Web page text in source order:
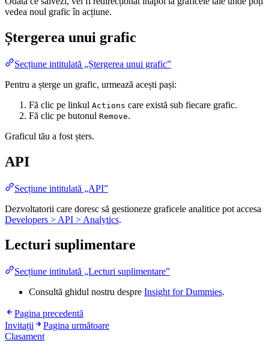
vedea noul grafic în acțiune.
Ștergerea unui grafic
Secțiune intitulată „Ștergerea unui grafic”
Pentru a șterge un grafic, urmează acești pași:
Fă clic pe linkul Actions care există sub fiecare grafic.
Fă clic pe butonul Remove.
Graficul tău a fost șters.
API
Secțiune intitulată „API”
Dezvoltatorii care doresc să gestioneze graficele analitice pot accesa
Developers > API > Analytics.
Lecturi suplimentare
Secțiune intitulată „Lecturi suplimentare”
Consultă ghidul nostru despre Insight for Dummies.
Pagina precedentă
Invitații
Pagina următoare
Clasament